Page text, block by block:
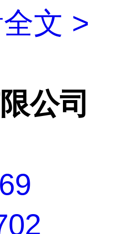
文 >
公司